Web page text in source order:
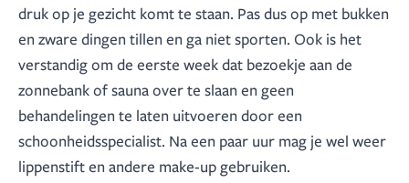
druk op je gezicht komt te staan. Pas dus op met bukken
en zware dingen tillen en ga niet sporten. Ook is het
verstandig om de eerste week dat bezoekje aan de
zonnebank of sauna over te slaan en geen
behandelingen te laten uitvoeren door een
schoonheidsspecialist. Na een paar uur mag je wel weer
lippenstift en andere make-up gebruiken.